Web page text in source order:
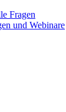
Fragen
und Webinare